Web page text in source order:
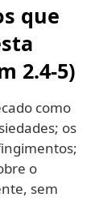
que
2.4-5)
como
os
o
sem